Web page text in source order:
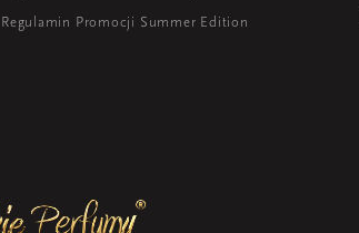
Regulamin Promocji Summer Edition